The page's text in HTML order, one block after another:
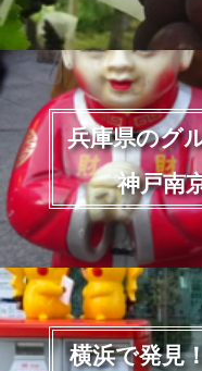
兵庫県のグ
神戸南
横浜で発見